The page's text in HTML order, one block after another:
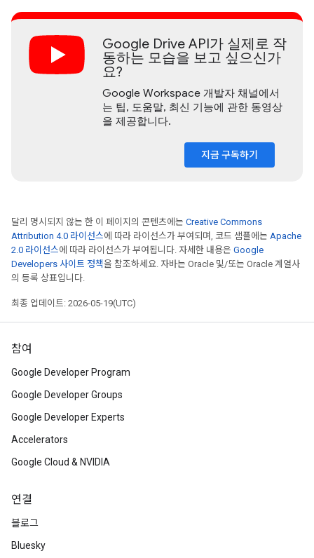
Google Drive API가 실제로 작
동하는 모습을 보고 싶으신가
요?
Google Workspace 개발자 채널에서
는 팁, 도움말, 최신 기능에 관한 동영상
을 제공합니다.
지금 구독하기
달리 명시되지 않는 한 이 페이지의 콘텐츠에는 Creative Commons
Attribution 4.0 라이선스에 따라 라이선스가 부여되며, 코드 샘플에는 Apache
2.0 라이선스에 따라 라이선스가 부여됩니다. 자세한 내용은 Google
Developers 사이트 정책을 참조하세요. 자바는 Oracle 및/또는 Oracle 계열사
의 등록 상표입니다.
최종 업데이트: 2026-05-19(UTC)
참여
Google Developer Program
Google Developer Groups
Google Developer Experts
Accelerators
Google Cloud & NVIDIA
연결
블로그
Bluesky